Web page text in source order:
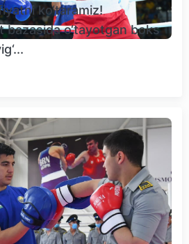
ko‘taramiz!
bazasida o‘tayotgan boks